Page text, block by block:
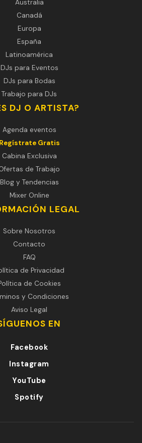
Australia
Canadá
Europa
España
Latinoamérica
DJs para Eventos
DJs para Bodas
Trabajo para DJs
DJ O ARTISTA?
Agenda eventos
Regístrate Gratis
Cabina Exclusiva
de Trabajo
Blog y Tendencias
Mixer Online
LEGAL
Sobre Nosotros
Contacto
FAQ
de Privacidad
de Cookies
y Condiciones
Aviso Legal
EN
Facebook
Instagram
YouTube
Spotify